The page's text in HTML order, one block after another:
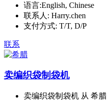
语言:English, Chinese
联系人: Harry.chen
支付方式: T/T, D/P
联系
卖编织袋制袋机
卖编织袋制袋机 从 希腊